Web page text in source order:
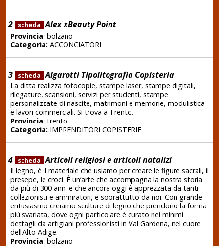
2 scheda Alex xBeauty Point
Provincia:bolzano
Categoria:ACCONCIATORI
3 scheda Algarotti Tipolitografia Copisteria
La ditta realizza fotocopie, stampe laser, stampe digitali,
rilegature, scansioni, servizi per studenti, stampe
personalizzate di nascite, matrimoni e memorie, modulistica
e lavori commerciali. Si trova a Trento.
Provincia:trento
Categoria:IMPRENDITORI COPISTERIE
4 scheda Articoli religiosi e articoli natalizi
Il legno, è il materiale che usiamo per creare le figure sacrali, il
presepe, le croci. È un’arte che accompagna la nostra storia
da più di 300 anni e che ancora oggi è apprezzata da tanti
collezionisti e ammiratori, e soprattutto da noi. Con grande
entusiasmo creiamo sculture di legno che prendono la forma
più svariata, dove ogni particolare è curato nei minimi
dettagli da artigiani professionisti in Val Gardena, nel cuore
dell’Alto Adige.
Provincia:bolzano